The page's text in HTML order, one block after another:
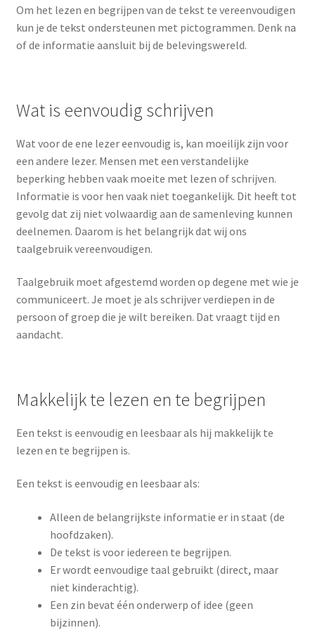
Kennismakingspakket
Stijlkenmerken Visitaal pictogrammen
Om het lezen en begrijpen van de tekst te vereenvoudigen
kun je de tekst ondersteunen met pictogrammen. Denk na
of de informatie aansluit bij de belevingswereld.
Wat is eenvoudig schrijven
Wat voor de ene lezer eenvoudig is, kan moeilijk zijn voor
een andere lezer. Mensen met een verstandelijke
beperking hebben vaak moeite met lezen of schrijven.
Informatie is voor hen vaak niet toegankelijk. Dit heeft tot
gevolg dat zij niet volwaardig aan de samenleving kunnen
deelnemen. Daarom is het belangrijk dat wij ons
taalgebruik vereenvoudigen.
Taalgebruik moet afgestemd worden op degene met wie je
communiceert. Je moet je als schrijver verdiepen in de
persoon of groep die je wilt bereiken. Dat vraagt tijd en
aandacht.
Makkelijk te lezen en te begrijpen
Een tekst is eenvoudig en leesbaar als hij makkelijk te
lezen en te begrijpen is.
Een tekst is eenvoudig en leesbaar als:
Alleen de belangrijkste informatie er in staat (de
hoofdzaken).
De tekst is voor iedereen te begrijpen.
Er wordt eenvoudige taal gebruikt (direct, maar
niet kinderachtig).
Een zin bevat één onderwerp of idee (geen
bijzinnen).